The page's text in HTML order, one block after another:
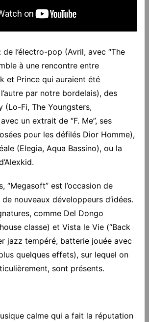
l’électro-pop (Avril, avec “The
à une rencontre entre
et Prince qui auraient été
l’autre par notre bordelais), des
(Lo-Fi, The Youngsters,
un extrait de “F. Me”, ses
pour les défilés Dior Homme),
(Elegia, Aqua Bassino), ou la
“Megasoft” est l’occasion de
nouveaux développeurs d’idées.
comme Del Dongo
classe) et Vista le Vie (“Back
jazz tempéré, batterie jouée avec
quelques effets), sur lequel on
sont présents.
calme qui a fait la réputation